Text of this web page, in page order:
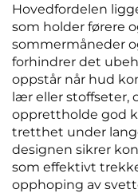
Hovedfordelen
som holder førere
sommermåneder
forhindrer det
oppstår når hud
lær eller stoffseter,
opprettholde god
tretthet under
designen sikrer
som effektivt
opphoping av